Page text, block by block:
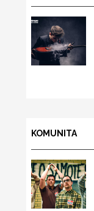
KOMUNITA